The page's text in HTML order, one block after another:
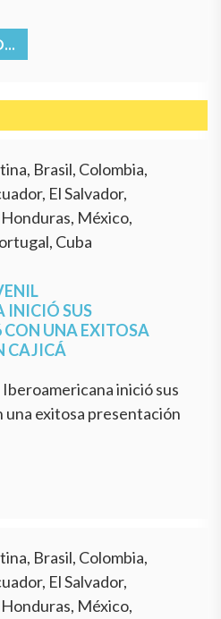
Brasil, Colombia,
El Salvador,
México,
Cuba
INICIÓ SUS
CON UNA EXITOSA
CAJICÁ
inició sus
exitosa presentación
Brasil, Colombia,
El Salvador,
México,